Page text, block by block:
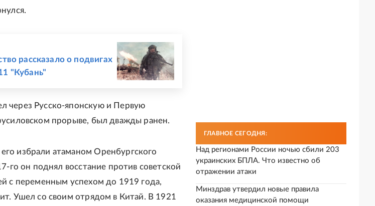
рассказало о подвигах
"Кубань"
через Русско-японскую и Первую
прорыве, был дважды ранен.
избрали атаманом Оренбургского
го он поднял восстание против советской
с переменным успехом до 1919 года,
Ушел со своим отрядом в Китай. В 1921
ГЛАВНОЕ СЕГОДНЯ:
Над регионами России ночью сбили 203
украинских БПЛА. Что известно об
отражении атаки
Минздрав утвердил новые правила
оказания медицинской помощи